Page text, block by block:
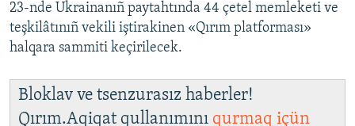
23-nde Ukrainanıñ paytahtında 44 çetel memleketi ve
teşkilâtınıñ vekili iştirakinen «Qırım platforması»
halqara sammiti keçirilecek.
Bloklav ve tsenzurasız haberler!
Qırım.Aqiqat qullanımını qurmaq içün